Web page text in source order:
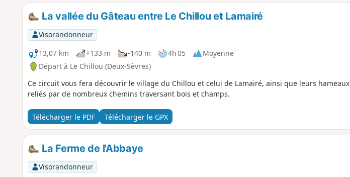
La vallée du Gâteau entre Le Chillou et Lamairé
Visorandonneur
13,07 km
+133 m -140 m 4h 05
Moyenne
Départ à Le Chillou (Deux-Sèvres)
Ce circuit vous fera découvrir le village du Chillou et celui de Lamairé, ainsi que leurs hameaux
reliés par de nombreux chemins traversant bois et champs.
Télécharger le PDF Télécharger le GPX
La Ferme de l'Abbaye
Visorandonneur